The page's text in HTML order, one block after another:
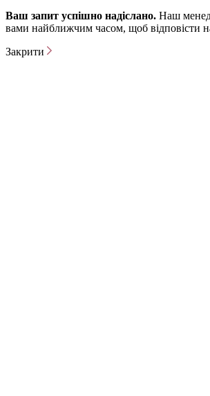
Ваш запит успішно надіслано. Наш
вами найближчим часом, щоб відповісти
Закрити